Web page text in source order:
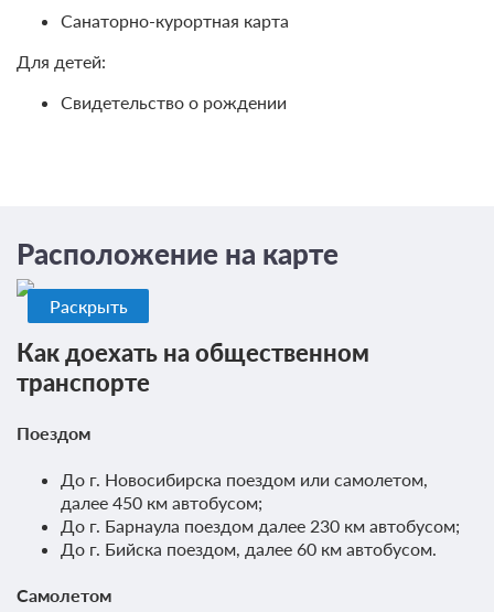
Санаторно-курортная карта
Для детей:
Свидетельство о рождении
Расположение на карте
Раскрыть
Как доехать на общественном
транспорте
Поездом
До г. Новосибирска поездом или самолетом,
далее 450 км автобусом;
До г. Барнаула поездом далее 230 км автобусом;
До г. Бийска поездом, далее 60 км автобусом.
Самолетом